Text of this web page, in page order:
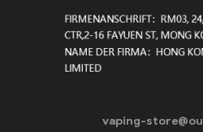
vaping-